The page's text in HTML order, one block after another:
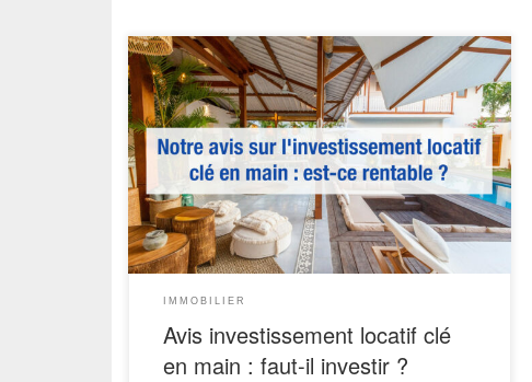
Vous êtes séduit à l’idée de déléguer vos
investissements locatifs ? En tant qu’investisseurs,
voici notre avis sur l’investissement locatif clé en main.
Investir sereinement à distance dans l’immobilier
locatif en déléguant votre projet à un expert immobilier.
Voici le leitmotiv des sociétés d’accompagnement clé
en main. Ces entreprises fleurissent […]
IMMOBILIER
Avis investissement locatif clé
en main : faut-il investir ?